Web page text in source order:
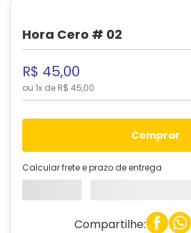
Hora Cero # 02
R$ 45,00
ou 1x de R$ 45,00
comprar
Calcular frete e prazo de entrega
Compartilhe: